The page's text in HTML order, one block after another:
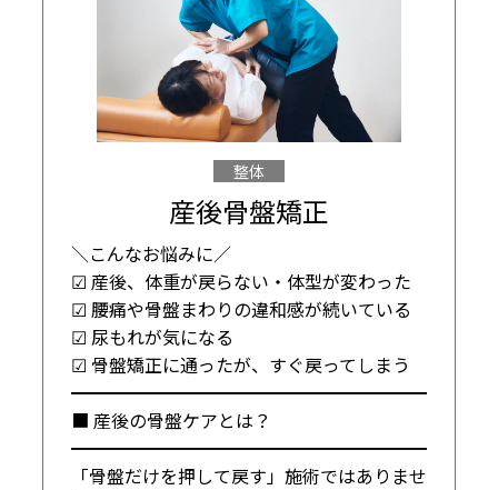
整体
産後骨盤矯正
＼こんなお悩みに／
☑ 産後、体重が戻らない・体型が変わった
☑ 腰痛や骨盤まわりの違和感が続いている
☑ 尿もれが気になる
☑ 骨盤矯正に通ったが、すぐ戻ってしまう
━━━━━━━━━━━━━━━━━━━━
■ 産後の骨盤ケアとは？
━━━━━━━━━━━━━━━━━━━━
「骨盤だけを押して戻す」施術ではありませ